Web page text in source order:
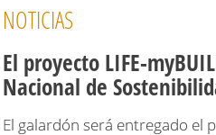
NOTICIAS
El proyecto LIFE-
Nacional de
El galardón será entregado el